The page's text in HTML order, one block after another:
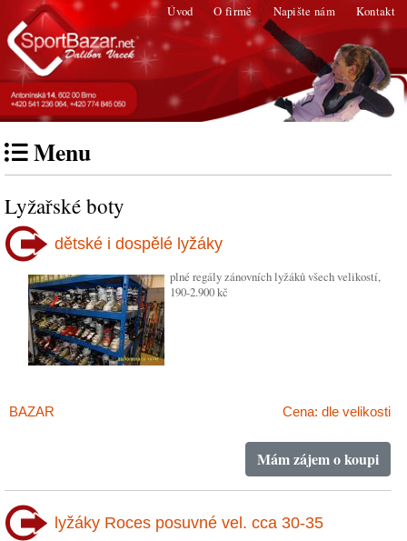
Úvod O firmě Napište nám Kontakt
Menu
Lyžařské boty
dětské i dospělé lyžáky
plné regály zánovních lyžáků všech velikostí,
190-2.900 kč
BAZAR Cena: dle velikosti
Mám zájem o koupi
lyžáky Roces posuvné vel. cca 30-35